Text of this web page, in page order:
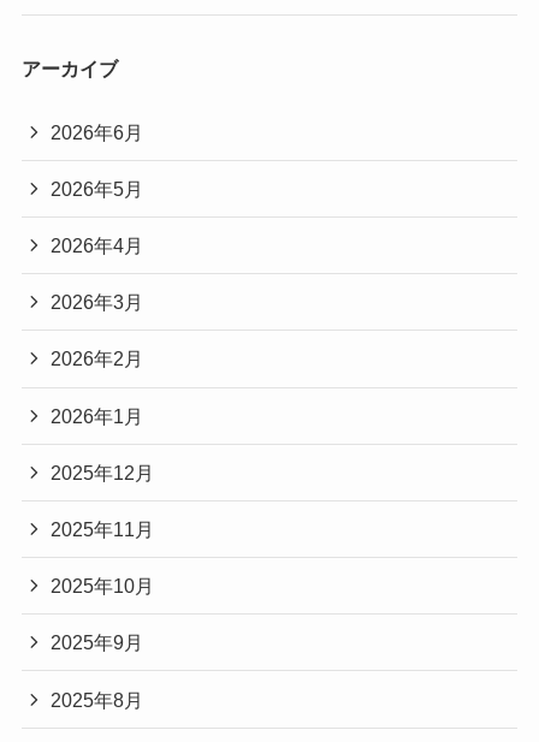
アーカイブ
2026年6月
2026年5月
2026年4月
2026年3月
2026年2月
2026年1月
2025年12月
2025年11月
2025年10月
2025年9月
2025年8月